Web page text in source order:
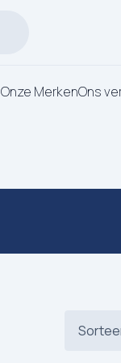
Onze MerkenOns